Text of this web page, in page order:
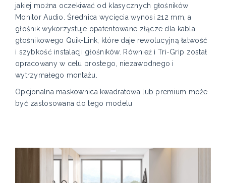
jakiej można oczekiwać od klasycznych głośników
Monitor Audio. Średnica wycięcia wynosi 212 mm, a
głośnik wykorzystuje opatentowane złącze dla kabla
głośnikowego Quik-Link, które daje rewolucyjną łatwość
i szybkość instalacji głośników. Również i Tri-Grip został
opracowany w celu prostego, niezawodnego i
wytrzymałego montażu.
Opcjonalna maskownica kwadratowa lub premium może
być zastosowana do tego modelu